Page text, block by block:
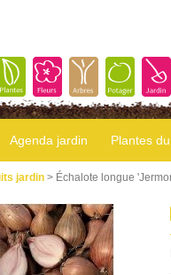
Agenda jardin Plantes
jardin > Échalote longue